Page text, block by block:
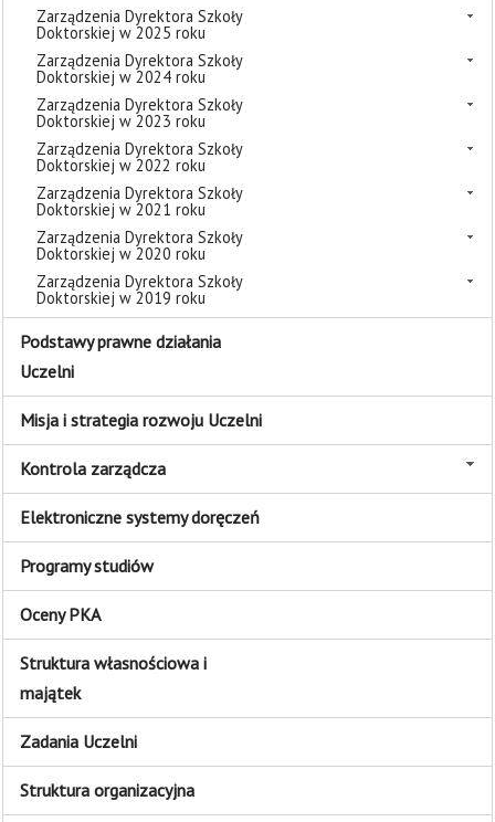
Zarządzenia Dyrektora Szkoły
Doktorskiej w 2025 roku
Zarządzenia Dyrektora Szkoły
Doktorskiej w 2024 roku
Zarządzenia Dyrektora Szkoły
Doktorskiej w 2023 roku
Zarządzenia Dyrektora Szkoły
Doktorskiej w 2022 roku
Zarządzenia Dyrektora Szkoły
Doktorskiej w 2021 roku
Zarządzenia Dyrektora Szkoły
Doktorskiej w 2020 roku
Zarządzenia Dyrektora Szkoły
Doktorskiej w 2019 roku
Podstawy prawne działania
Uczelni
Misja i strategia rozwoju Uczelni
Kontrola zarządcza
Elektroniczne systemy doręczeń
Programy studiów
Oceny PKA
Struktura własnościowa i
majątek
Zadania Uczelni
Struktura organizacyjna